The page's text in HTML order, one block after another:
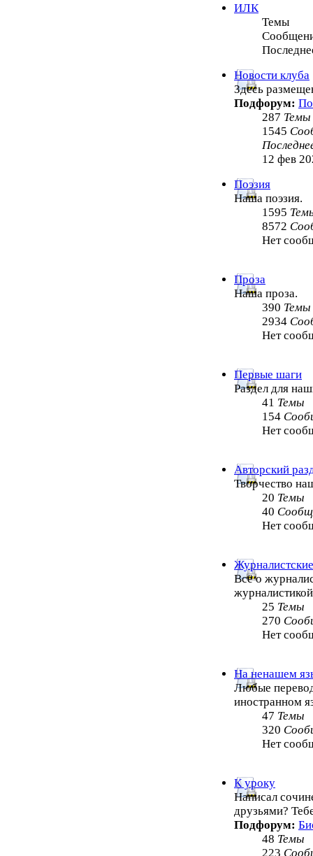
ИЛК
Темы
Новости клуба
Здесь
Подфорум:
287 Темы
1545
12 фев
Поэзия
Наша поэзия.
1595
8572
Нет
Проза
Наша проза.
390 Темы
2934
Нет
Первые шаги
Раздел для
41 Темы
154
Нет
Авторский
Творчество
20 Темы
40
Нет
Всё о
25 Темы
270
Нет
На ненашем
Любые
иностранном
47 Темы
320
Нет
К уроку
Написал
друзьями?
Подфорум:
48 Темы
223